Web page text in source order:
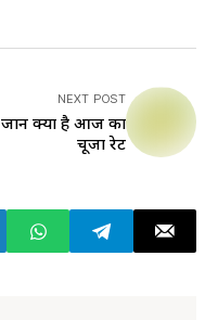
NEXT POST
जानें क्या है आज का
चूजा रेट